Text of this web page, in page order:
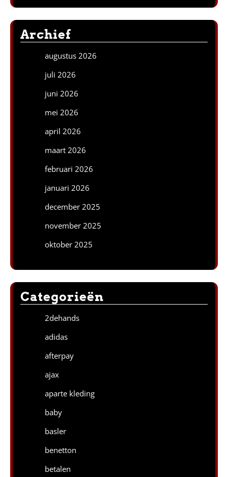
Archief
augustus 2026
juli 2026
juni 2026
mei 2026
april 2026
maart 2026
februari 2026
januari 2026
december 2025
november 2025
oktober 2025
Categorieën
2dehands
adidas
afterpay
ajax
aparte kleding
baby
basler
benetton
betalen